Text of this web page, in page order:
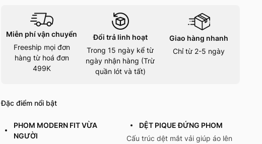
Miễn phí vận chuyển
Freeship mọi đơn
hàng từ hoá đơn
499K
Đổi trả linh hoạt
Trong 15 ngày kể từ
ngày nhận hàng (Trừ
quần lót và tất)
Giao hàng nhanh
Chỉ từ 2-5 ngày
Đặc điểm nổi bật
PHOM MODERN FIT VỪA
NGƯỜI
DỆT PIQUE ĐỨNG PHOM
Cấu trúc dệt mắt vải giúp áo lên